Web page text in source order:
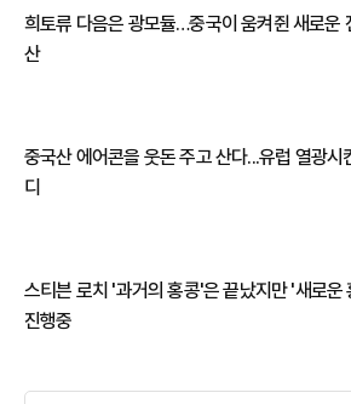
희토류 다음은 광모듈…중국이 움켜쥔 새로운
산
중국산 에어콘을 웃돈 주고 산다...유럽 열광시
디
스티븐 로치 '과거의 홍콩'은 끝났지만 '새로운
진행중